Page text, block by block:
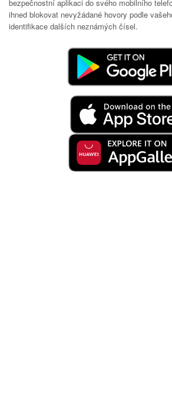
bezpečnostní aplikaci do svého mobilního
ihned blokovat nevyžádané hovory podle
identifikace dalších neznámých čísel.